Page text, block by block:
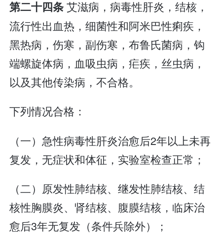
第二十四条艾滋病，病毒性肝炎，结核，
流行性出血热，细菌性和阿米巴性痢疾，
黑热病，伤寒，副伤寒，布鲁氏菌病，钩
端螺旋体病，血吸虫病，疟疾，丝虫病，
以及其他传染病，不合格。
下列情况合格：
（一）急性病毒性肝炎治愈后2年以上未再
复发，无症状和体征，实验室检查正常；
（二）原发性肺结核、继发性肺结核、结
核性胸膜炎、肾结核、腹膜结核，临床治
愈后3年无复发（条件兵除外）；